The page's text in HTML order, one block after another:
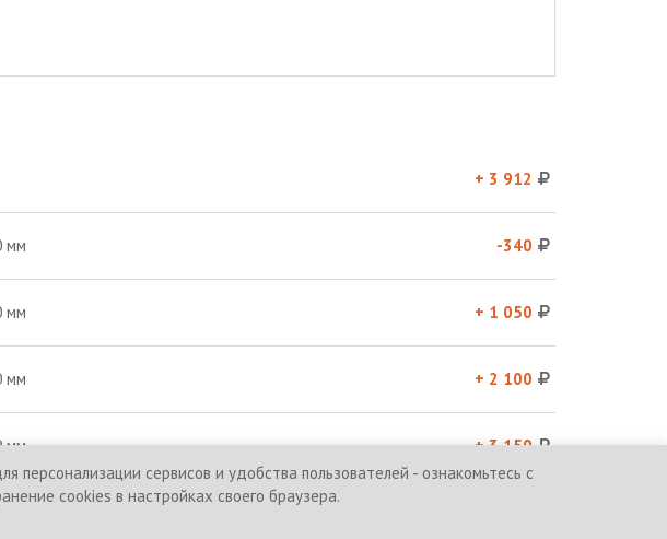
+ 3 912
мм -340
мм + 1 050
мм + 2 100
мм + 3 150
конфиденциальности
сервисов и удобства пользователей - ознакомьтесь с
cookies в настройках своего браузера.